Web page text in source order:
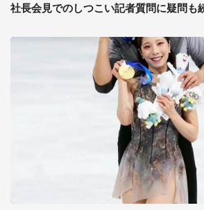
社長会見でのしつこい記者質問に疑問も